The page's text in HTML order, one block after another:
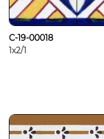
C-19-00018
1x2/1